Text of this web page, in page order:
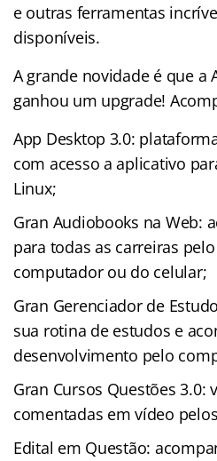
e outras ferramentas
disponíveis.
A grande novidade é que a
ganhou um upgrade!
App Desktop 3.0:
com acesso a aplicativo
Linux;
Gran Audiobooks na Web:
para todas as carreiras
computador ou do celular;
Gran Gerenciador de
sua rotina de estudos e
desenvolvimento pelo
Gran Cursos Questões 3.0:
comentadas em vídeo
Edital em Questão: